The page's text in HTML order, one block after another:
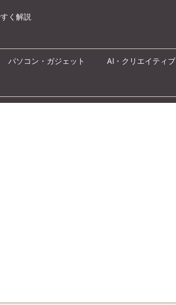
く解説
パソコン・ガジェット AI・クリエイティブ